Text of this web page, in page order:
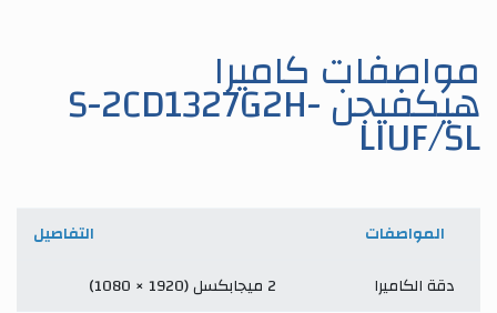
مواصفات كاميراهيكفيجن S-2CD1327G2H- LIUF/SL
المواصفات
التفاصيل
دقة الكاميرا
2 ميجابكسل (1920 × 1080)